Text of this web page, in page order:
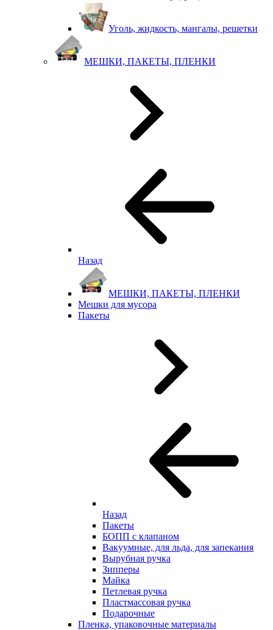
Уголь, жидкость, мангалы, решетки
МЕШКИ, ПАКЕТЫ, ПЛЕНКИ
Назад
МЕШКИ, ПАКЕТЫ, ПЛЕНКИ
Мешки для мусора
Пакеты
Назад
Пакеты
БОПП с клапаном
Вакуумные, для льда, для запекания
Вырубная ручка
Зипперы
Майка
Петлевая ручка
Пластмассовая ручка
Подарочные
Пленка, упаковочные материалы